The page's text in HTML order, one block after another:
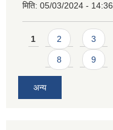
मिति: 05/03/2024 - 14:36
Pages
1 2 3
8 9
अन्य